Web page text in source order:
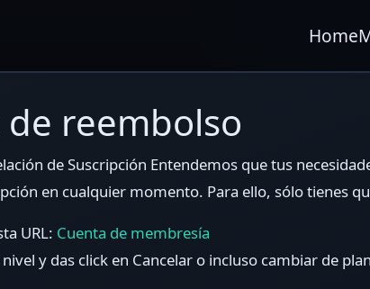
Home
de reembolso
de Suscripción Entendemos que tus
en cualquier momento. Para ello, sólo tienes
URL: Cuenta de membresía
y das click en Cancelar o incluso cambiar de